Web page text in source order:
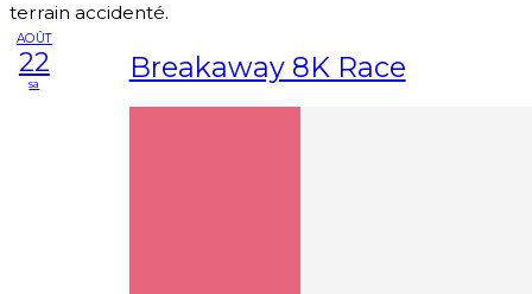
terrain accidenté.
AOÛT
22
sa Breakaway 8K Race